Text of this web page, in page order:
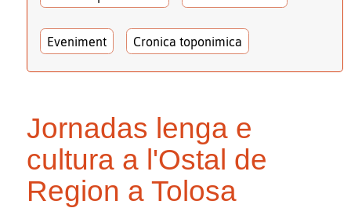
Eveniment Cronica toponimica
Jornadas lenga e
cultura a l'Ostal de
Region a Tolosa